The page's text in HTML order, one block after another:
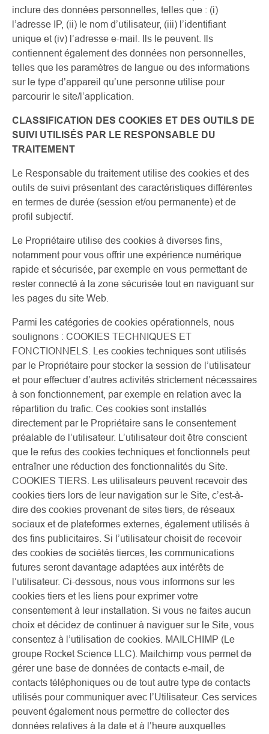
inclure des données personnelles, telles que : (i)
l’adresse IP, (ii) le nom d’utilisateur, (iii) l’identifiant
unique et (iv) l’adresse e-mail. Ils le peuvent. Ils
contiennent également des données non personnelles,
telles que les paramètres de langue ou des informations
sur le type d’appareil qu’une personne utilise pour
parcourir le site/l’application.
CLASSIFICATION DES COOKIES ET DES OUTILS DE
SUIVI UTILISÉS PAR LE RESPONSABLE DU
TRAITEMENT
Le Responsable du traitement utilise des cookies et des
outils de suivi présentant des caractéristiques différentes
en termes de durée (session et/ou permanente) et de
profil subjectif.
Le Propriétaire utilise des cookies à diverses fins,
notamment pour vous offrir une expérience numérique
rapide et sécurisée, par exemple en vous permettant de
rester connecté à la zone sécurisée tout en naviguant sur
les pages du site Web.
Parmi les catégories de cookies opérationnels, nous
soulignons : COOKIES TECHNIQUES ET
FONCTIONNELS. Les cookies techniques sont utilisés
par le Propriétaire pour stocker la session de l’utilisateur
et pour effectuer d’autres activités strictement nécessaires
à son fonctionnement, par exemple en relation avec la
répartition du trafic. Ces cookies sont installés
directement par le Propriétaire sans le consentement
préalable de l’utilisateur. L’utilisateur doit être conscient
que le refus des cookies techniques et fonctionnels peut
entraîner une réduction des fonctionnalités du Site.
COOKIES TIERS. Les utilisateurs peuvent recevoir des
cookies tiers lors de leur navigation sur le Site, c’est-à-
dire des cookies provenant de sites tiers, de réseaux
sociaux et de plateformes externes, également utilisés à
des fins publicitaires. Si l’utilisateur choisit de recevoir
des cookies de sociétés tierces, les communications
futures seront davantage adaptées aux intérêts de
l’utilisateur. Ci-dessous, nous vous informons sur les
cookies tiers et les liens pour exprimer votre
consentement à leur installation. Si vous ne faites aucun
choix et décidez de continuer à naviguer sur le Site, vous
consentez à l’utilisation de cookies. MAILCHIMP (Le
groupe Rocket Science LLC). Mailchimp vous permet de
gérer une base de données de contacts e-mail, de
contacts téléphoniques ou de tout autre type de contacts
utilisés pour communiquer avec l’Utilisateur. Ces services
peuvent également nous permettre de collecter des
données relatives à la date et à l’heure auxquelles